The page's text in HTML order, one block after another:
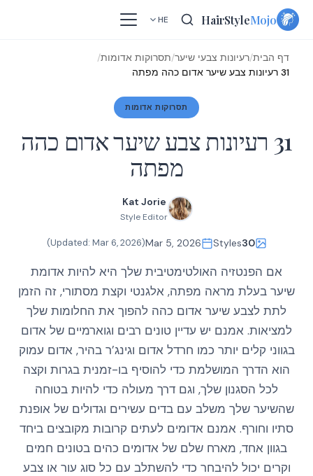
Skip
HairStyleMojo
HE
דף הבית/רעיונות צבעי שיער/תסרוקות אדומות/
31 רעיונות צבע שיער אדום כהה מפתה
תסרוקות אדומות
31 רעיונות צבע שיער אדום כהה
מפתה
Kat Jorie
Style Editor
30
Styles
Mar 5, 2026
(Updated:
Mar 6, 2026
)
אם הפנטזיה האולטימטיבית שלך היא להיות אדומת
שיער בעלת מראה מפתה, אלגנטי וקצת מסתורי, זה הזמן
לתת לצבע שיער אדום כהה להפוך את החלומות שלך
למציאות. אמנם יש עדיין טונים רבים וגוארמיים של אדום
בגווני קלים יותר כמו חרדל אדום וגינג’ר בהיר, אדום עמוק
הוא הדרך המושלמת כדי להוסיף בו-זמנית בגרות וקצה
לכל הסגנון שלך, וגם דרך מעולה כדי להיות בטוחה
שהשיער שלך משלב עם בדים עשירים וגדולים של אופנת
סתיו וחורף. אמנם אדומים לעתים קרובות מקובצים ביחד
בגוון אחד, מארח שלם של אדומים כהים בטונים חמים
וקרים יכול להיבחר כדי להשתלב עם כל סוג עור או צבע